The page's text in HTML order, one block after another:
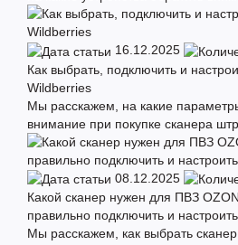
16.12.2025
Как выбрать, подключить и
Wildberries
Мы расскажем, на какие
внимание при покупке сканера
08.12.2025
Какой сканер нужен для ПВЗ
правильно подключить и
Мы расскажем, как выбрать